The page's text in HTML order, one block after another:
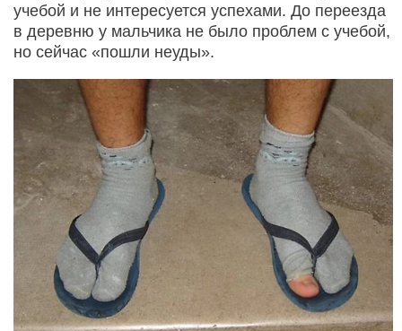
учебой и не интересуется успехами. До переезда
в деревню у мальчика не было проблем с учебой,
но сейчас «пошли неуды».